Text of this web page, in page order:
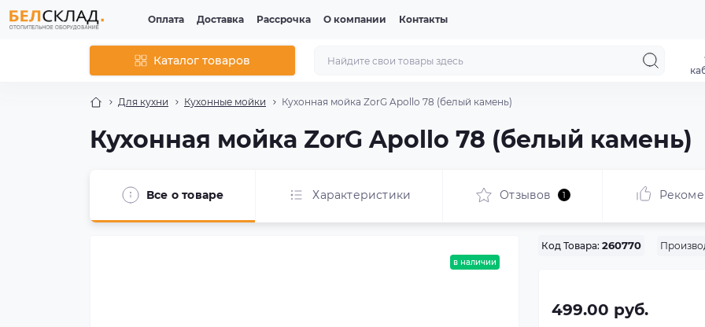
Оплата Доставка Рассрочка О компании Контакты
Каталог товаров
Для кухни Кухонные мойки Кухонная мойка ZorG Apollo 78 (белый камень)
Кухонная мойка ZorG Apollo 78 (белый камень)
Все о товаре Характеристики Отзывов 1
в наличии
Код Товара: 260770
499.00 руб.